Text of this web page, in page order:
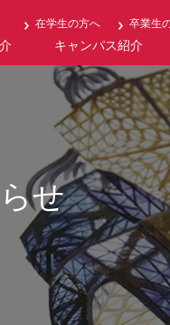
在学生の方へ 卒業生
キャンパス紹介
せ